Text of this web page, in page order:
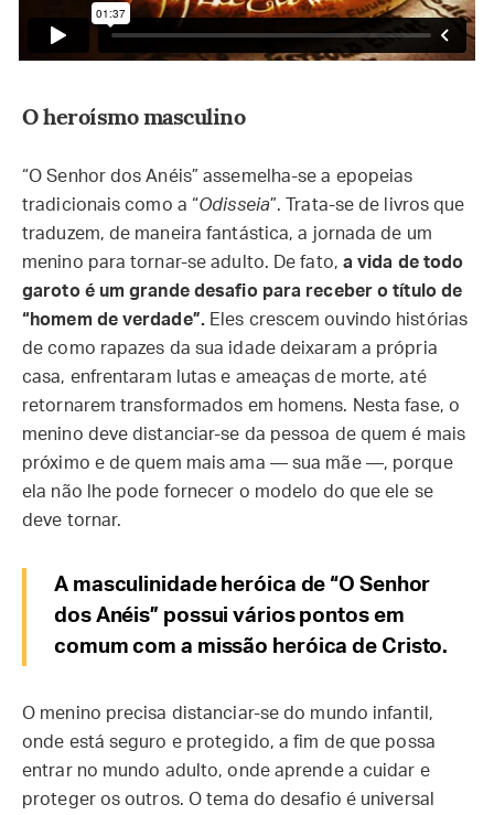
O heroísmo masculino
“O Senhor dos Anéis” assemelha-se a epopeias
tradicionais como a “Odisseia”. Trata-se de livros que
traduzem, de maneira fantástica, a jornada de um
menino para tornar-se adulto. De fato, a vida de todo
garoto é um grande desafio para receber o título de
“homem de verdade”.Eles crescem ouvindo histórias
de como rapazes da sua idade deixaram a própria
casa, enfrentaram lutas e ameaças de morte, até
retornarem transformados em homens. Nesta fase, o
menino deve distanciar-se da pessoa de quem é mais
próximo e de quem mais ama — sua mãe —, porque
ela não lhe pode fornecer o modelo do que ele se
deve tornar.
A masculinidade heróica de “O Senhor
dos Anéis” possui vários pontos em
comum com a missão heróica de Cristo.
O menino precisa distanciar-se do mundo infantil,
onde está seguro e protegido, a fim de que possa
entrar no mundo adulto, onde aprende a cuidar e
proteger os outros. O tema do desafio é universal